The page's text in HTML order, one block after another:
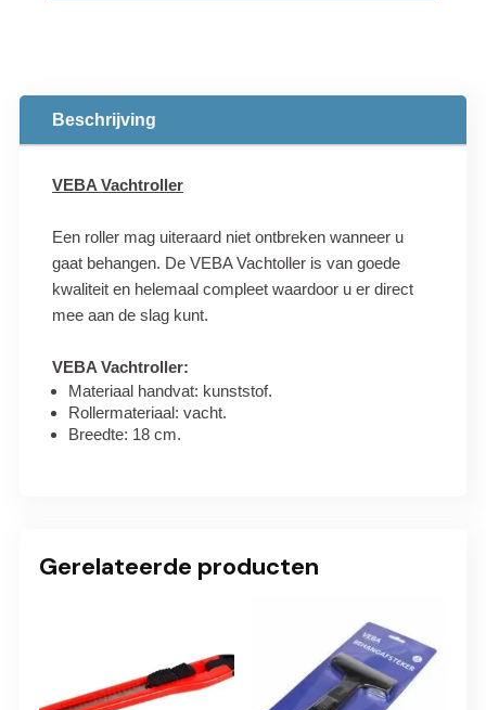
Beschrijving
VEBA Vachtroller
Een roller mag uiteraard niet ontbreken wanneer u
gaat behangen. De VEBA Vachtoller is van goede
kwaliteit en helemaal compleet waardoor u er direct
mee aan de slag kunt.
VEBA Vachtroller:
Materiaal handvat: kunststof.
Rollermateriaal: vacht.
Breedte: 18 cm.
Gerelateerde producten